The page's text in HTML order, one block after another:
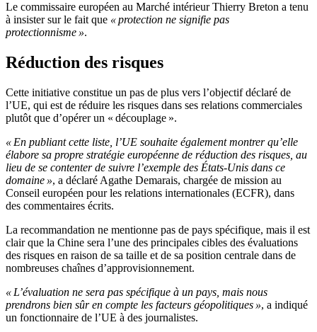
Le commissaire européen au Marché intérieur Thierry Breton a tenu
à insister sur le fait que « protection ne signifie pas
protectionnisme ».
Réduction des risques
Cette initiative constitue un pas de plus vers l’objectif déclaré de
l’UE, qui est de réduire les risques dans ses relations commerciales
plutôt que d’opérer un « découplage ».
« En publiant cette liste, l’UE souhaite également montrer qu’elle
élabore sa propre stratégie européenne de réduction des risques, au
lieu de se contenter de suivre l’exemple des États-Unis dans ce
domaine », a déclaré Agathe Demarais, chargée de mission au
Conseil européen pour les relations internationales (ECFR), dans
des commentaires écrits.
La recommandation ne mentionne pas de pays spécifique, mais il est
clair que la Chine sera l’une des principales cibles des évaluations
des risques en raison de sa taille et de sa position centrale dans de
nombreuses chaînes d’approvisionnement.
« L’évaluation ne sera pas spécifique à un pays, mais nous
prendrons bien sûr en compte les facteurs géopolitiques », a indiqué
un fonctionnaire de l’UE à des journalistes.